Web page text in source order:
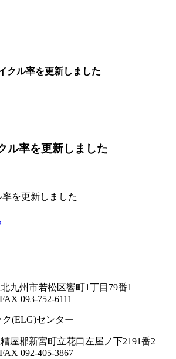
クル率を更新しました
ル率を更新しました
を更新しました
九州市若松区響町1丁目79番1
093-752-6111
(ELG)センター
屋郡新宮町立花口左屋ノ下2191番2
092-405-3867